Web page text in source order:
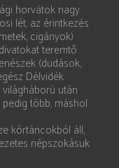
horvátok nagy
lét, az érintkezés
cigányok)
teremtő
(dudások,
Délvidék
után
több, máshol
körtáncokból áll,
népszokásuk